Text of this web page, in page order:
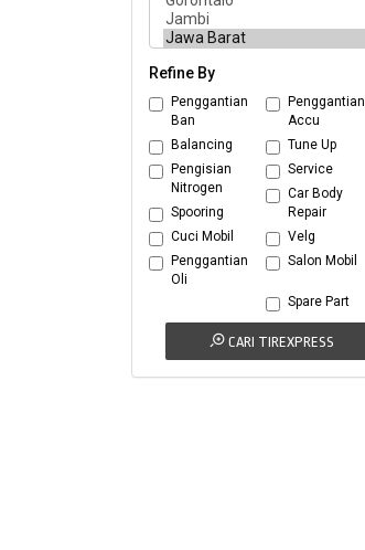
Refine By
Penggantian
Ban
Balancing
Pengisian
Nitrogen
Spooring
Cuci Mobil
Penggantian
Oli
Penggantian
Accu
Tune Up
Service
Car Body
Repair
Velg
Salon Mobil
Spare Part
CARI TIREXPRESS